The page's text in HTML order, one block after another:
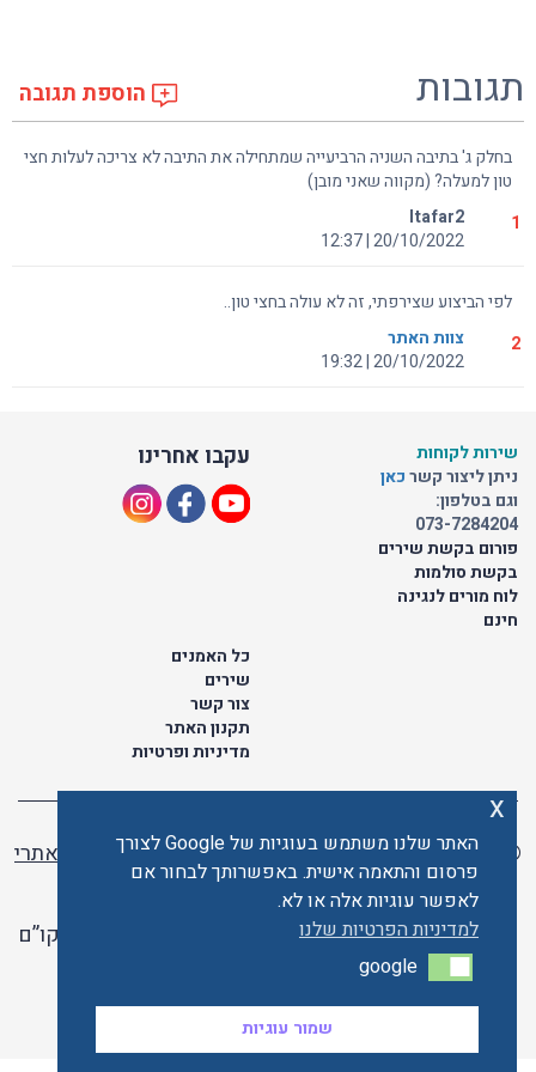
תגובות הוספת תגובה
בחלק ג' בתיבה השניה הרביעייה שמתחילה את התיבה לא צריכה לעלות חצי
טון למעלה? (מקווה שאני מובן)
Itafar2
20/10/2022 | 12:37
1
לפי הביצוע שצירפתי, זה לא עולה בחצי טון..
צוות האתר
20/10/2022 | 19:32
2
עקבו אחרינו
שירות לקוחות
ניתן ליצור קשרכאן
וגם בטלפון:
073-7284204
פורום בקשת שירים
בקשת סולמות
לוח מורים לנגינה
חינם
כל האמנים
שירים
צור קשר
תקנון האתר
מדיניות ופרטיות
© כל הזכויות שמורות לתו ישראלי | ליאור מזור -
בניית אתרי
וורדפרס
האתר פועל ברשיון אקו”ם
האתר שלנו משתמש בעוגיות של Google לצורך
פרסום והתאמה אישית. באפשרותך לבחור אם
לאפשר עוגיות אלה או לא.
למדיניות הפרטיות שלנו
google
google
שמור עוגיות
x